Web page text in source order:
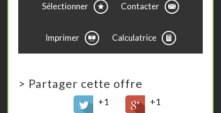
Sélectionner Contacter
Imprimer Calculatrice
> Partager cette offre
+1 +1